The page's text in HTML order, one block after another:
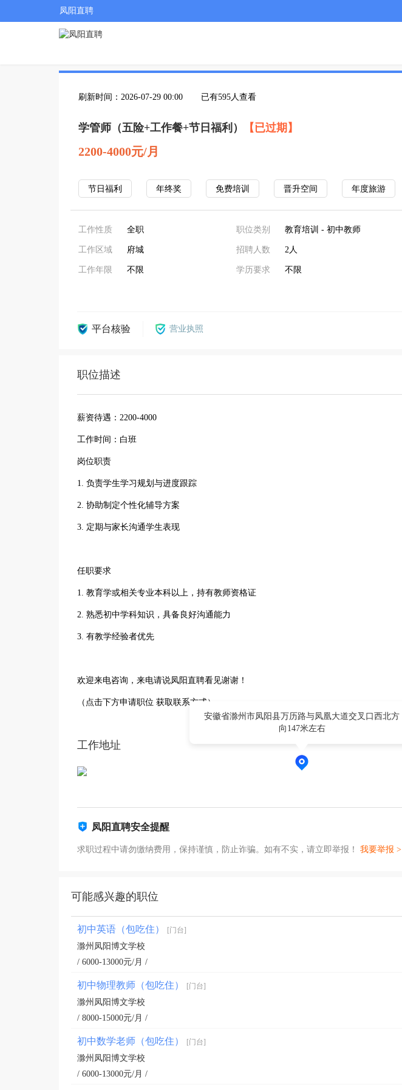
凤阳直聘
刷新时间：2026-07-29 00:00 已有595人查看
学管师（五险+工作餐+节日福利） 【已过期】
2200-4000元/月
节日福利 年终奖 免费培训 晋升空间 年度旅游
工作性质 全职
工作区域 府城
工作年限 不限
职位类别 教育培训 - 初中教师
招聘人数 2人
学历要求 不限
平台核验 营业执照
职位描述
薪资待遇：2200-4000
工作时间：白班
岗位职责
1. 负责学生学习规划与进度跟踪
2. 协助制定个性化辅导方案
3. 定期与家长沟通学生表现
任职要求
1. 教育学或相关专业本科以上，持有教师资格证
2. 熟悉初中学科知识，具备良好沟通能力
3. 有教学经验者优先
欢迎来电咨询，来电请说凤阳直聘看见谢谢！
（点击下方申请职位 获取联系方式）
工作地址
安徽省滁州市凤阳县万历路与凤凰大道交叉口西北方
向147米左右
凤阳直聘安全提醒
求职过程中请勿缴纳费用，保持谨慎，防止诈骗。如有不实，请立即举报！ 我要举报 >
可能感兴趣的职位
初中英语（包吃住） [门台]
滁州凤阳博文学校
/ 6000-13000元/月 /
初中物理教师（包吃住） [门台]
滁州凤阳博文学校
/ 8000-15000元/月 /
初中数学老师（包吃住） [门台]
滁州凤阳博文学校
/ 6000-13000元/月 /